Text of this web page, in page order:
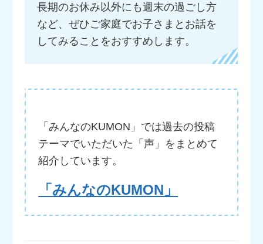
長期のお休み以外にも週末の過ごし方
など、ぜひご家庭でお子さまとお話を
してみることをおすすめします。
「みんなのKUMON」では過去の投稿
テーマでいただいた「声」をまとめて
紹介しています。
「みんなのKUMON」